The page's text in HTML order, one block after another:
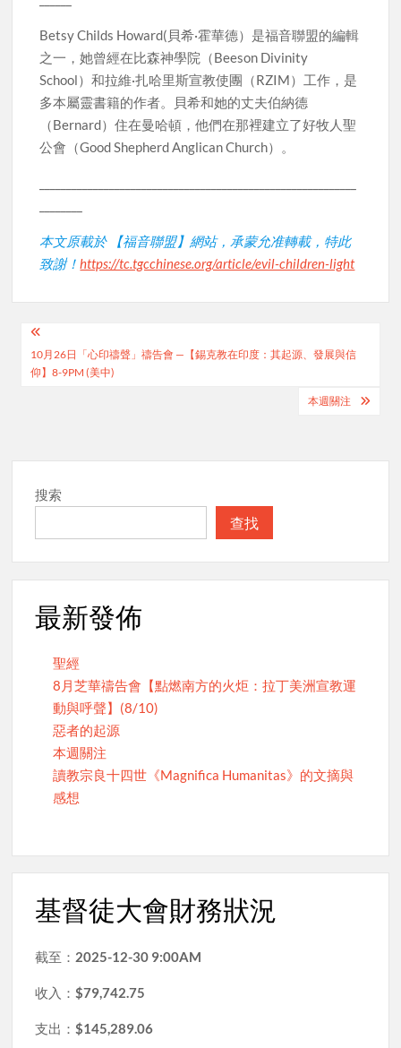
Betsy Childs Howard(貝希·霍華德）是福音聯盟的編輯
之一，她曾經在比森神學院（Beeson Divinity
School）和拉維·扎哈里斯宣教使團（RZIM）工作，是
多本屬靈書籍的作者。貝希和她的丈夫伯納德
（Bernard）住在曼哈頓，他們在那裡建立了好牧人聖
公會（Good Shepherd Anglican Church）。
本文原載於 【福音聯盟】網站，承蒙允准轉載，特此
致謝！https://tc.tgcchinese.org/article/evil-children-light
Post
navigation
10月26日「心印禱聲」禱告會 —【錫克教在印度：其起源、發展與信
仰】8-9PM (美中)
本週關注
搜索
查找
最新發佈
聖經
8月芝華禱告會【點燃南方的火炬：拉丁美洲宣教運
動與呼聲】(8/10)
惡者的起源
本週關注
讀教宗良十四世《Magnifica Humanitas》的文摘與
感想
基督徒大會財務狀況
截至： 2025-12-30 9:00AM
收入：$79,742.75
支出：$145,289.06